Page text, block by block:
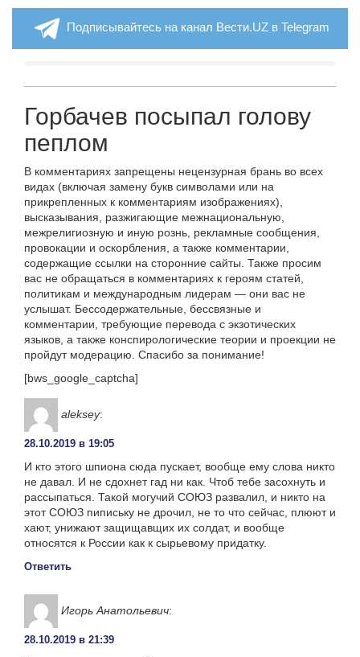
Подписывайтесь на канал Вести.UZ в Telegram
Горбачев посыпал голову
пеплом
В комментариях запрещены нецензурная брань во всех
видах (включая замену букв символами или на
прикрепленных к комментариям изображениях),
высказывания, разжигающие межнациональную,
межрелигиозную и иную рознь, рекламные сообщения,
провокации и оскорбления, а также комментарии,
содержащие ссылки на сторонние сайты. Также просим
вас не обращаться в комментариях к героям статей,
политикам и международным лидерам — они вас не
услышат. Бессодержательные, бессвязные и
комментарии, требующие перевода с экзотических
языков, а также конспирологические теории и проекции не
пройдут модерацию. Спасибо за понимание!
[bws_google_captcha]
aleksey:
28.10.2019 в 19:05
И кто этого шпиона сюда пускает, вообще ему слова никто
не давал. И не сдохнет гад ни как. Чтоб тебе засохнуть и
рассыпаться. Такой могучий СОЮЗ развалил, и никто на
этот СОЮЗ пипиську не дрочил, не то что сейчас, плюют и
хают, унижают защищавщих их солдат, и вообще
относятся к России как к сырьевому придатку.
Ответить
Игорь Анатольевич:
28.10.2019 в 21:39